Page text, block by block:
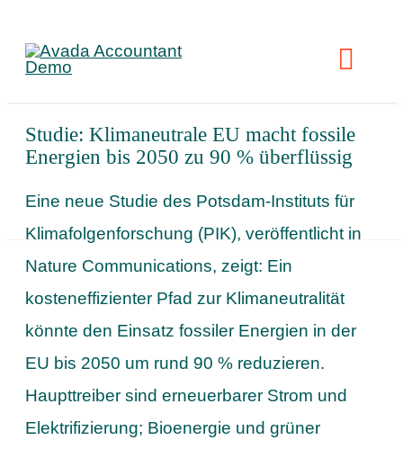
Studie: Klimaneutrale EU macht fossile
Energien bis 2050 zu 90 % überflüssig
Eine neue Studie des Potsdam-Instituts für
Klimafolgenforschung (PIK), veröffentlicht in
Nature Communications, zeigt: Ein
kosteneffizienter Pfad zur Klimaneutralität
könnte den Einsatz fossiler Energien in der
EU bis 2050 um rund 90 % reduzieren.
Haupttreiber sind erneuerbarer Strom und
Elektrifizierung; Bioenergie und grüner